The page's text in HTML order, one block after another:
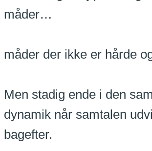
måder…
måder der ikke er hårde
Men stadig ende i den
dynamik når samtalen
bagefter.